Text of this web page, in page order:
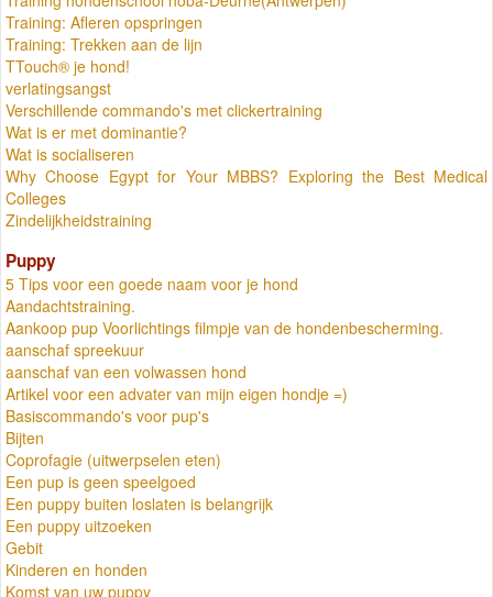
Training: Afleren opspringen
Training: Trekken aan de lijn
TTouch® je hond!
verlatingsangst
Verschillende commando's met clickertraining
Wat is er met dominantie?
Wat is socialiseren
Why Choose Egypt for Your MBBS? Exploring the Best Medical
Colleges
Zindelijkheidstraining
Puppy
5 Tips voor een goede naam voor je hond
Aandachtstraining.
Aankoop pup Voorlichtings filmpje van de hondenbescherming.
aanschaf spreekuur
aanschaf van een volwassen hond
Artikel voor een advater van mijn eigen hondje =)
Basiscommando's voor pup's
Bijten
Coprofagie (uitwerpselen eten)
Een pup is geen speelgoed
Een puppy buiten loslaten is belangrijk
Een puppy uitzoeken
Gebit
Kinderen en honden
Komst van uw puppy